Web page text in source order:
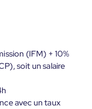
(IFM) + 10%
soit un salaire
avec un taux